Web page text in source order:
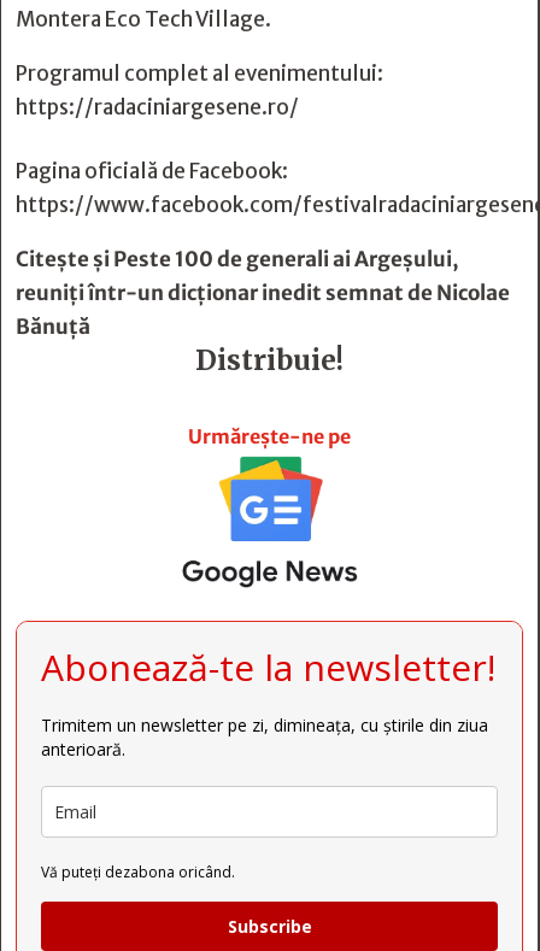
Montera Eco Tech Village.
Programul complet al evenimentului:
https://radaciniargesene.ro/
Pagina oficială de Facebook:
https://www.facebook.com/
Citește șiPeste 100 de generali ai Argeşului,
reuniţi într-un dicţionar inedit semnat de Nicolae
Bănuţă
Distribuie!
Urmărește-ne pe
Abonează-te la newsletter!
Trimitem un newsletter pe zi, dimineața, cu știrile din ziua
anterioară.
Vă puteți dezabona oricând.
Subscribe